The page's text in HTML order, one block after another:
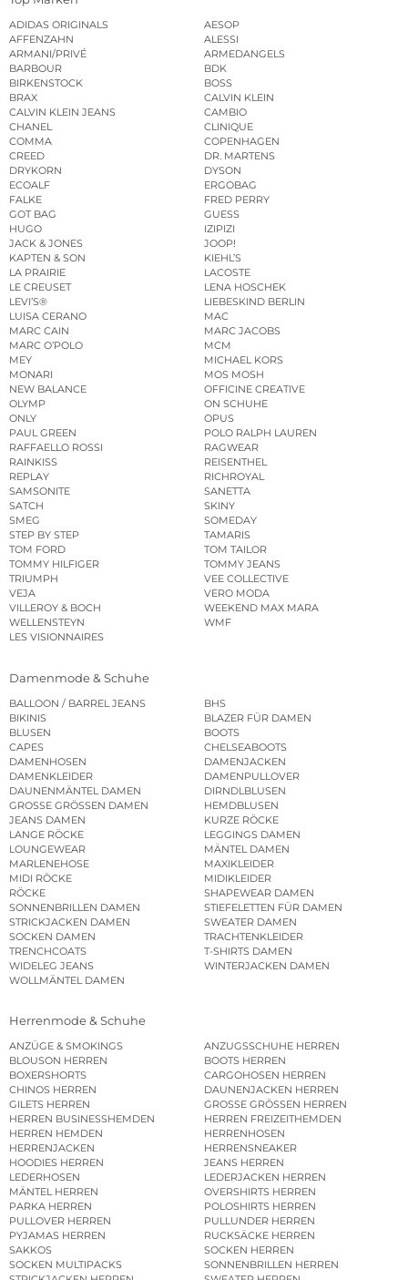
ADIDAS ORIGINALS
AESOP
AFFENZAHN
ALESSI
ARMANI/PRIVÉ
ARMEDANGELS
BARBOUR
BDK
BIRKENSTOCK
BOSS
BRAX
CALVIN KLEIN
CALVIN KLEIN JEANS
CAMBIO
CHANEL
CLINIQUE
COMMA
COPENHAGEN
CREED
DR. MARTENS
DRYKORN
DYSON
ECOALF
ERGOBAG
FALKE
FRED PERRY
GOT BAG
GUESS
HUGO
IZIPIZI
JACK & JONES
JOOP!
KAPTEN & SON
KIEHL’S
LA PRAIRIE
LACOSTE
LE CREUSET
LENA HOSCHEK
LEVI’S®
LIEBESKIND BERLIN
LUISA CERANO
MAC
MARC CAIN
MARC JACOBS
MARC O’POLO
MCM
MEY
MICHAEL KORS
MONARI
MOS MOSH
NEW BALANCE
OFFICINE CREATIVE
OLYMP
ON SCHUHE
ONLY
OPUS
PAUL GREEN
POLO RALPH LAUREN
RAFFAELLO ROSSI
RAGWEAR
RAINKISS
REISENTHEL
REPLAY
RICHROYAL
SAMSONITE
SANETTA
SATCH
SKINY
SMEG
SOMEDAY
STEP BY STEP
TAMARIS
TOM FORD
TOM TAILOR
TOMMY HILFIGER
TOMMY JEANS
TRIUMPH
VEE COLLECTIVE
VEJA
VERO MODA
VILLEROY & BOCH
WEEKEND MAX MARA
WELLENSTEYN
WMF
LES VISIONNAIRES
Damenmode & Schuhe
BALLOON / BARREL JEANS
BHS
BIKINIS
BLAZER FÜR DAMEN
BLUSEN
BOOTS
CAPES
CHELSEABOOTS
DAMENHOSEN
DAMENJACKEN
DAMENKLEIDER
DAMENPULLOVER
DAUNENMÄNTEL DAMEN
DIRNDLBLUSEN
GROSSE GRÖSSEN DAMEN
HEMDBLUSEN
JEANS DAMEN
KURZE RÖCKE
LANGE RÖCKE
LEGGINGS DAMEN
LOUNGEWEAR
MÄNTEL DAMEN
MARLENEHOSE
MAXIKLEIDER
MIDI RÖCKE
MIDIKLEIDER
RÖCKE
SHAPEWEAR DAMEN
SONNENBRILLEN DAMEN
STIEFELETTEN FÜR DAMEN
STRICKJACKEN DAMEN
SWEATER DAMEN
SOCKEN DAMEN
TRACHTENKLEIDER
TRENCHCOATS
T-SHIRTS DAMEN
WIDELEG JEANS
WINTERJACKEN DAMEN
WOLLMÄNTEL DAMEN
Herrenmode & Schuhe
ANZÜGE & SMOKINGS
ANZUGSSCHUHE HERREN
BLOUSON HERREN
BOOTS HERREN
BOXERSHORTS
CARGOHOSEN HERREN
CHINOS HERREN
DAUNENJACKEN HERREN
GILETS HERREN
GROSSE GRÖSSEN HERREN
HERREN BUSINESSHEMDEN
HERREN FREIZEITHEMDEN
HERREN HEMDEN
HERRENHOSEN
HERRENJACKEN
HERRENSNEAKER
HOODIES HERREN
JEANS HERREN
LEDERHOSEN
LEDERJACKEN HERREN
MÄNTEL HERREN
OVERSHIRTS HERREN
PARKA HERREN
POLOSHIRTS HERREN
PULLOVER HERREN
PULLUNDER HERREN
PYJAMAS HERREN
RUCKSÄCKE HERREN
SAKKOS
SOCKEN HERREN
SOCKEN MULTIPACKS
SONNENBRILLEN HERREN